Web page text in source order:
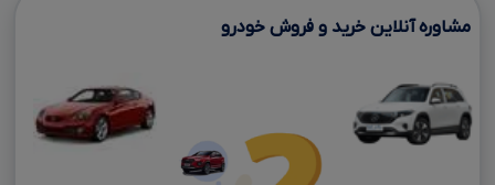
مشاوره آنلاین خرید و فروش خودرو